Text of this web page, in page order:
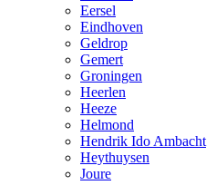
Eersel
Eindhoven
Geldrop
Gemert
Groningen
Heerlen
Heeze
Helmond
Hendrik Ido Ambacht
Heythuysen
Joure